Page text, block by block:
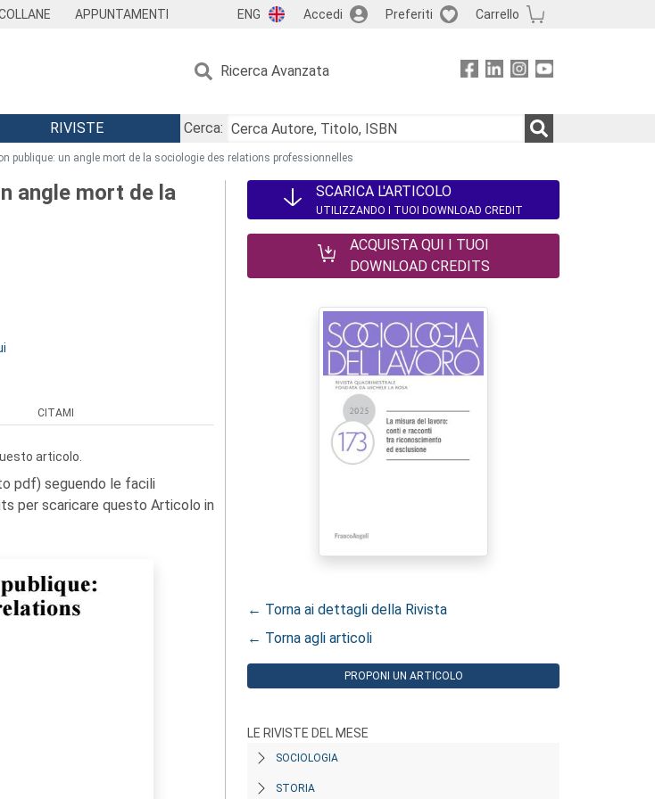
APPUNTAMENTI ENG Accedi Preferiti Carrello
Ricerca Avanzata
RIVISTE
Cerca:
publique: un angle mort de la sociologie des relations professionnelles
angle mort de la
CITAMI
articolo.
pdf) seguendo le facili
per scaricare questo Articolo in
SCARICA L'ARTICOLO
UTILIZZANDO I TUOI DOWNLOAD CREDIT
ACQUISTA QUI I TUOI
DOWNLOAD CREDITS
← Torna ai dettagli della Rivista
← Torna agli articoli
PROPONI UN ARTICOLO
LE RIVISTE DEL MESE
SOCIOLOGIA
STORIA